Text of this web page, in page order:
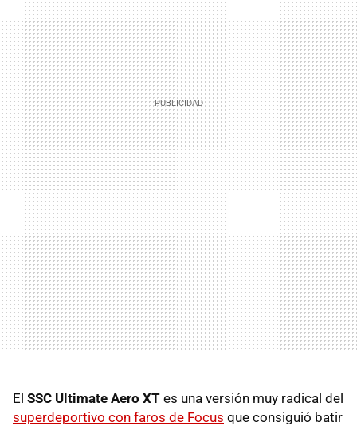
El SSC Ultimate Aero XT es una versión muy radical del
superdeportivo con faros de Focus que consiguió batir